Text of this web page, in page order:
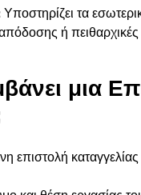
Υποστηρίζει τα
ή πειθαρχικές
μια
επιστολή